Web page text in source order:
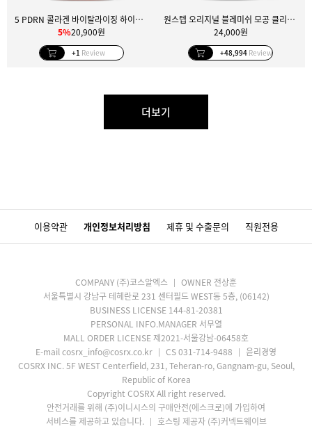
5 PDRN 콜라겐 바이탈라이징 하이드로겔 아이 패치
5%20,900원
+1 Review
원스텝 오리지널 블레미쉬 모공 클리어 패드 100매
24,000원
+48,994 Review
더보기
이용약관 개인정보처리방침 제휴 및 수출문의 직원전용
COMPANY (주)코스알엑스
OWNER 전상훈
서울특별시 강남구 테헤란로 231 센터필드 WEST동 5층, (06142)
BUSINESS LICENSE 144-81-20381
PERSONAL INFO.MANAGER 서무열
MALL ORDER LICENSE 제2021-서울강남-06458호
E-mail cosrx_info@cosrx.co.kr
CS 031-714-9488
윤리경영
COSRX INC. 5F WEST Centerfield, 231, Teheran-ro, Gangnam-gu, Seoul,
Republic of Korea
Copyright COSRX All right reserved.
안전거래를 위해 (주)이니시스의 구매안전(에스크로)에 가입하여
서비스를 제공하고 있습니다.
호스팅 제공자 (주)커넥트웨이브